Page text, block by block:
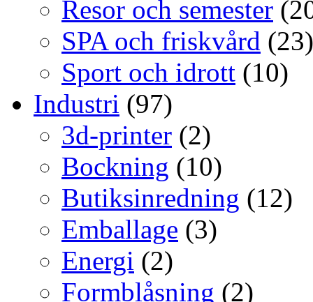
Resor och semester
SPA och friskvård (23)
Sport och idrott (10)
Industri (97)
3d-printer (2)
Bockning (10)
Butiksinredning (12)
Emballage (3)
Energi (2)
Formblåsning (2)